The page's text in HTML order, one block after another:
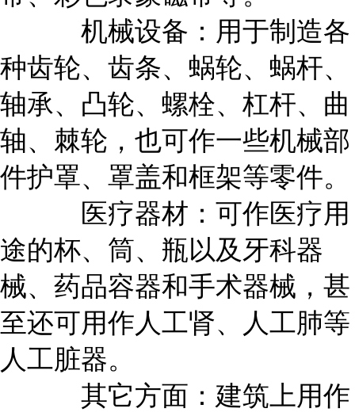
机械设备：用于制造各
种齿轮、齿条、蜗轮、蜗杆、
轴承、凸轮、螺栓、杠杆、曲
轴、棘轮，也可作一些机械部
件护罩、罩盖和框架等零件。
医疗器材：可作医疗用
途的杯、筒、瓶以及牙科器
械、药品容器和手术器械，甚
至还可用作人工肾、人工肺等
人工脏器。
其它方面：建筑上用作